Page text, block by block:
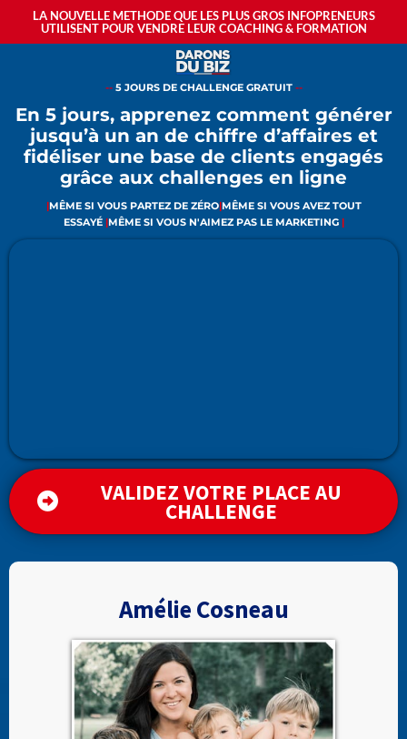
LA NOUVELLE METHODE QUE LES PLUS GROS INFOPRENEURS
UTILISENT POUR VENDRE LEUR COACHING & FORMATION
-- 5 JOURS DE CHALLENGE GRATUIT --
En 5 jours, apprenez comment générer
jusqu’à un an de chiffre d’affaires et
fidéliser une base de clients engagés
grâce aux challenges en ligne
|MÊME SI VOUS PARTEZ DE ZÉRO|MÊME SI VOUS AVEZ TOUT
ESSAYÉ |MÊME SI VOUS N'AIMEZ PAS LE MARKETING |
VALIDEZ VOTRE PLACE AU
CHALLENGE
Amélie Cosneau